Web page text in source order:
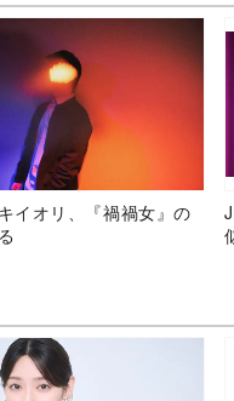
イオリ、『禍禍女』の